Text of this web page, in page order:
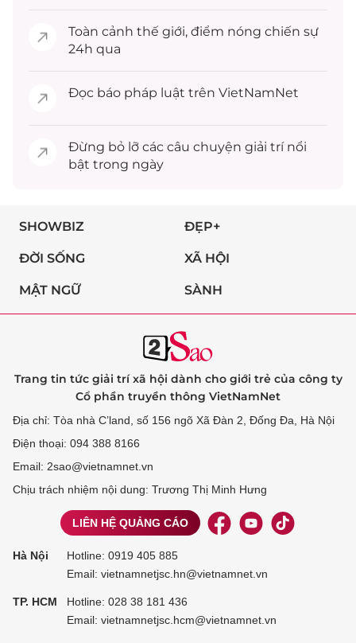
Toàn cảnh thế giới, điểm nóng chiến sự
24h qua
Đọc báo pháp luật trên VietNamNet
Đừng bỏ lỡ các câu chuyện giải trínổi
bật trong ngày
SHOWBIZ ĐẸP+
ĐỜI SỐNG XÃ HỘI
MẬT NGỮ SÀNH
Trang tin tức giải trí xã hội dành cho giới trẻ của công ty
Cổ phần truyền thông VietNamNet
Địa chỉ: Tòa nhà C’land, số 156 ngõ Xã Đàn 2, Đống Đa, Hà Nội
Điện thoại: 094 388 8166
Email: 2sao@vietnamnet.vn
Chịu trách nhiệm nội dung: Trương Thị Minh Hưng
LIÊN HỆ QUẢNG CÁO
Hà Nội Hotline: 0919 405 885
Email: vietnamnetjsc.hn@vietnamnet.vn
TP. HCM Hotline: 028 38 181 436
Email: vietnamnetjsc.hcm@vietnamnet.vn